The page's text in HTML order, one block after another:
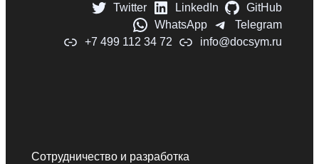
Twitter LinkedIn
GitHub
WhatsApp
Telegram
+7 499 112 34 72
info@docsym.ru
Сотрудничество и разработка